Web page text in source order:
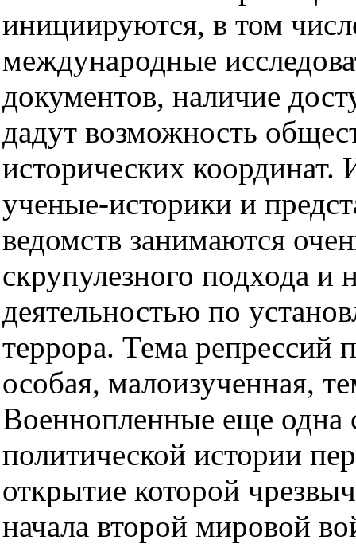
инициируются, в том
международные
документов, наличие
дадут возможность
исторических координат.
ученые-историки и
ведомств занимаются
скрупулезного подхода
деятельностью по
террора. Тема репрессий
особая, малоизученная,
Военнопленные еще одна
политической истории
открытие которой
начала второй мировой